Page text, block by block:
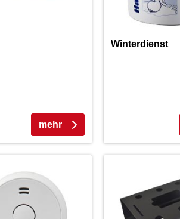
mehr
Winterdienst